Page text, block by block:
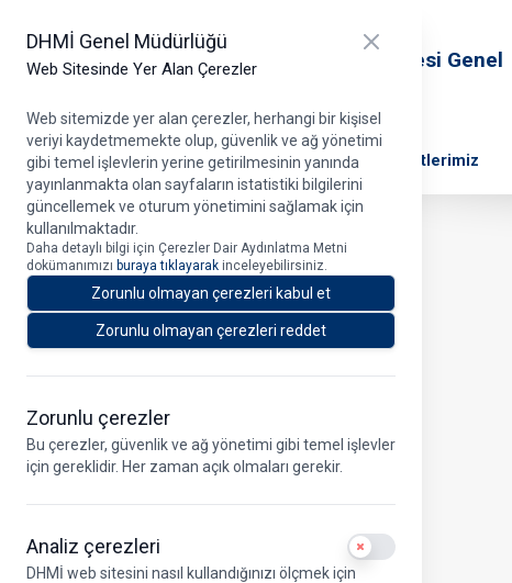
DHMİ Genel Müdürlüğü
Web Sitesinde Yer Alan Çerezler
Close panel
Web sitemizde yer alan çerezler, herhangi bir kişisel
veriyi kaydetmemekte olup, güvenlik ve ağ yönetimi
gibi temel işlevlerin yerine getirilmesinin yanında
yayınlanmakta olan sayfaların istatistiki bilgilerini
güncellemek ve oturum yönetimini sağlamak için
kullanılmaktadır.
Daha detaylı bilgi için Çerezler Dair Aydınlatma Metni
dokümanımızı buraya tıklayarak inceleyebilirsiniz.
Zorunlu olmayan çerezleri kabul et
Zorunlu olmayan çerezleri reddet
Zorunlu çerezler
Bu çerezler, güvenlik ve ağ yönetimi gibi temel işlevler
için gereklidir. Her zaman açık olmaları gerekir.
Analiz çerezleri Use setting
DHMİ web sitesini nasıl kullandığınızı ölçmek için
T.C. Ulaştırma ve Altyapı Bakanlığı
Devlet Hava Meydanları İşletmesi Genel
DHMİ Hakkında Projelerimiz Ana Faaliyetlerimiz
Profil
Teftiş Kurulu Başkanı